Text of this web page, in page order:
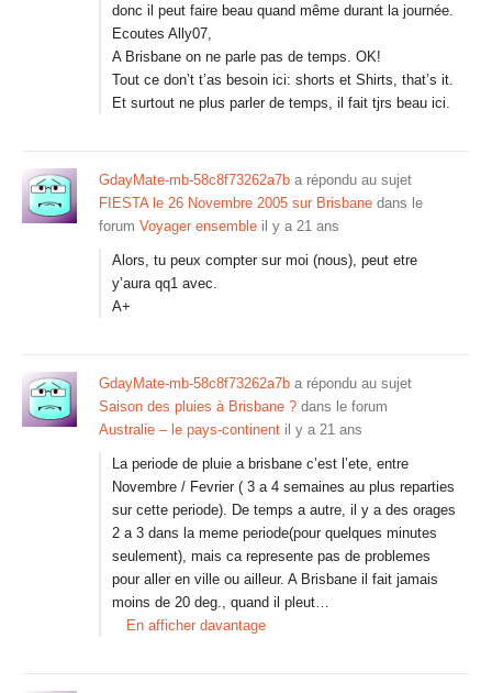
donc il peut faire beau quand même durant la journée.
Ecoutes Ally07,
A Brisbane on ne parle pas de temps. OK!
Tout ce don’t t’as besoin ici: shorts et Shirts, that’s it.
Et surtout ne plus parler de temps, il fait tjrs beau ici.
GdayMate-mb-58c8f73262a7b a répondu au sujet
FIESTA le 26 Novembre 2005 sur Brisbane dans le
forum Voyager ensemble il y a 21 ans
Alors, tu peux compter sur moi (nous), peut etre
y’aura qq1 avec.
A+
GdayMate-mb-58c8f73262a7b a répondu au sujet
Saison des pluies à Brisbane ? dans le forum
Australie – le pays-continent il y a 21 ans
La periode de pluie a brisbane c’est l’ete, entre
Novembre / Fevrier ( 3 a 4 semaines au plus reparties
sur cette periode). De temps a autre, il y a des orages
2 a 3 dans la meme periode(pour quelques minutes
seulement), mais ca represente pas de problemes
pour aller en ville ou ailleur. A Brisbane il fait jamais
moins de 20 deg., quand il pleut…
En afficher davantage